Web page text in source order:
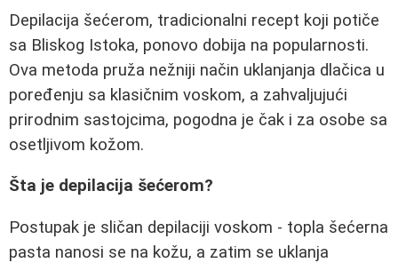
Depilacija šećerom, tradicionalni recept koji potiče
sa Bliskog Istoka, ponovo dobija na popularnosti.
Ova metoda pruža nežniji način uklanjanja dlačica u
poređenju sa klasičnim voskom, a zahvaljujući
prirodnim sastojcima, pogodna je čak i za osobe sa
osetljivom kožom.
Šta je depilacija šećerom?
Postupak je sličan depilaciji voskom - topla šećerna
pasta nanosi se na kožu, a zatim se uklanja